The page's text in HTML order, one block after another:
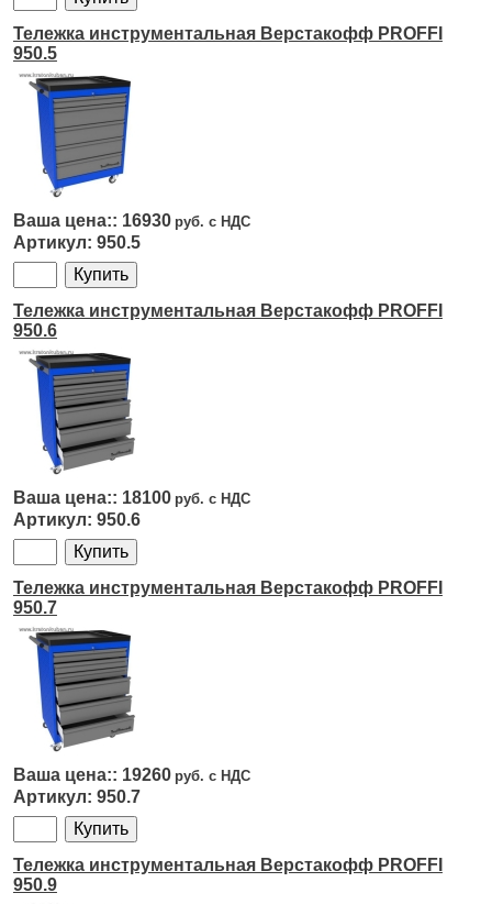
Тележка инструментальная Верстакофф PROFFI
950.5
16930
950.5
Тележка инструментальная Верстакофф PROFFI
950.6
18100
950.6
Тележка инструментальная Верстакофф PROFFI
950.7
19260
950.7
Тележка инструментальная Верстакофф PROFFI
950.9